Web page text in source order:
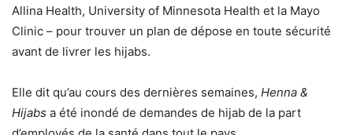
Allina Health, University of Minnesota Health et la Mayo
Clinic – pour trouver un plan de dépose en toute sécurité
avant de livrer les hijabs.
Elle dit qu’au cours des dernières semaines, Henna &
Hijabs a été inondé de demandes de hijab de la part